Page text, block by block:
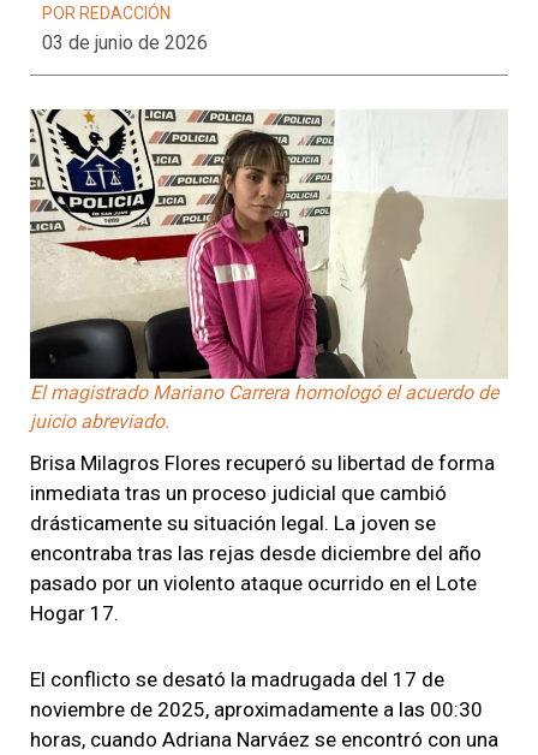
POR REDACCIÓN
03 de junio de 2026
El magistrado Mariano Carrera homologó el acuerdo de
juicio abreviado.
Brisa Milagros Flores recuperó su libertad de forma
inmediata tras un proceso judicial que cambió
drásticamente su situación legal. La joven se
encontraba tras las rejas desde diciembre del año
pasado por un violento ataque ocurrido en el Lote
Hogar 17.
El conflicto se desató la madrugada del 17 de
noviembre de 2025, aproximadamente a las 00:30
horas, cuando Adriana Narváez se encontró con una